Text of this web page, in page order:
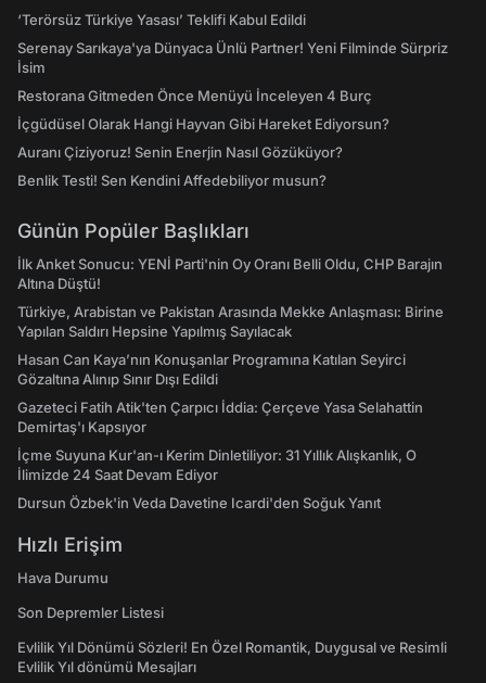
‘Terörsüz Türkiye Yasası’ Teklifi Kabul Edildi
Serenay Sarıkaya'ya Dünyaca Ünlü Partner! Yeni Filminde Sürpriz
İsim
Restorana Gitmeden Önce Menüyü İnceleyen 4 Burç
İçgüdüsel Olarak Hangi Hayvan Gibi Hareket Ediyorsun?
Auranı Çiziyoruz! Senin Enerjin Nasıl Gözüküyor?
Benlik Testi! Sen Kendini Affedebiliyor musun?
Günün Popüler Başlıkları
İlk Anket Sonucu: YENİ Parti'nin Oy Oranı Belli Oldu, CHP Barajın
Altına Düştü!
Türkiye, Arabistan ve Pakistan Arasında Mekke Anlaşması: Birine
Yapılan Saldırı Hepsine Yapılmış Sayılacak
Hasan Can Kaya’nın Konuşanlar Programına Katılan Seyirci
Gözaltına Alınıp Sınır Dışı Edildi
Gazeteci Fatih Atik'ten Çarpıcı İddia: Çerçeve Yasa Selahattin
Demirtaş'ı Kapsıyor
İçme Suyuna Kur'an-ı Kerim Dinletiliyor: 31 Yıllık Alışkanlık, O
İlimizde 24 Saat Devam Ediyor
Dursun Özbek'in Veda Davetine Icardi'den Soğuk Yanıt
Hızlı Erişim
Hava Durumu
Son Depremler Listesi
Evlilik Yıl Dönümü Sözleri! En Özel Romantik, Duygusal ve Resimli
Evlilik Yıl dönümü Mesajları